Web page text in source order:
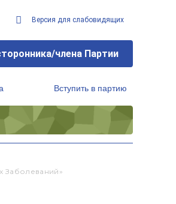
Версия для слабовидящих
члена Партии
Вступить в партию
Заболеваний»